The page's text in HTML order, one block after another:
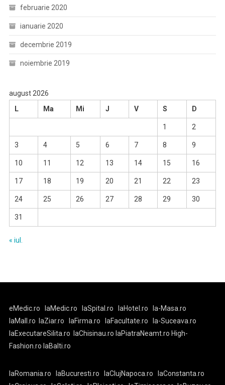
februarie 2020
ianuarie 2020
decembrie 2019
noiembrie 2019
august 2026
L
Ma Mi J V S D
1 2
3 4 5 6 7 8 9
10 11 12 13 14 15 16
17 18 19 20 21 22 23
24 25 26 27 28 29 30
31
« iul.
eMedic.ro laMedic.ro laSpital.ro laHotel.ro
la-Masa.ro
laMall.ro
laZiar.ro laFirma.ro laFacultate.ro
la-Suceava.ro
laExecutareSilita.ro
laChisinau.ro laPiatraNeamt.ro High-
Fashion.ro laBalti.ro
laRomania.ro laBucuresti.ro laClujNapoca.ro
laConstanta.ro